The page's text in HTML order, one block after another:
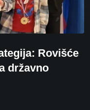
Rovišće
državno